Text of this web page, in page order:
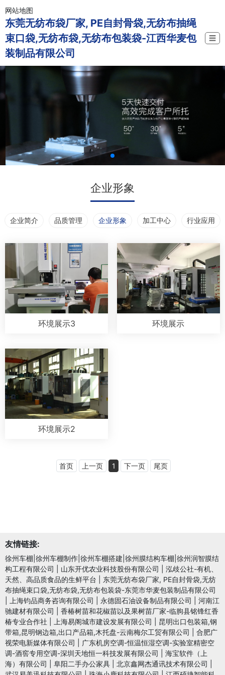
网站地图
东莞无纺布袋厂家, PE自封骨袋,无纺布抽绳
束口袋,无纺布袋,无纺布包装袋-江西华麦包
装制品有限公司
☰
企业形象
企业简介 品质管理 企业形象 加工中心 行业应用
环境展示3 环境展示
环境展示2
首页 上一页 1 下一页 尾页
友情链接:
徐州车棚|徐州车棚制作|徐州车棚搭建|徐州膜结构车棚|徐州润智膜结
构工程有限公司
山东开优农业科技股份有限公司
泓歧公社-有机、
天然、高品质食品的生鲜平台
东莞无纺布袋厂家, PE自封骨袋,无纺
布抽绳束口袋,无纺布袋,无纺布包装袋-东莞市华麦包装制品有限公司
上海钧品商务咨询有限公司 永德固石油设备制品有限公司
河南江
驰建材有限公司
香椿树苗和花椒苗以及果树苗厂家-临朐县铭锋红香
椿专业合作社
上海易阁城市建设发展有限公司
昆明出口包装箱,钢
带箱,昆明钢边箱,出口产品箱,木托盘-云南梅尔工贸有限公司
合肥广
视荣电新媒体有限公司
广东机房空调-恒温恒湿空调-实验室精密空
调-酒窖专用空调-深圳天地恒一科技发展有限公司
海宝软件（上
海）有限公司
阜阳二手办公家具 北京鑫网杰通讯技术有限公司